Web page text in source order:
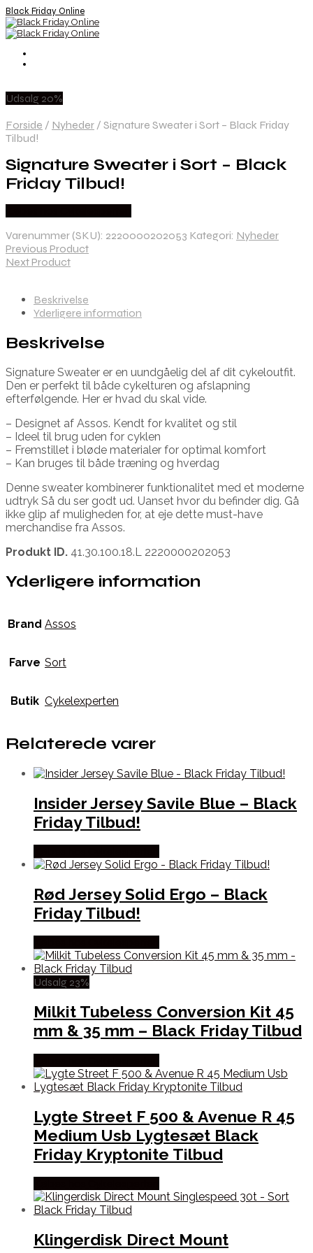
Black Friday Online
Udsalg 20%
Forside / Nyheder / Signature Sweater i Sort – Black Friday
Tilbud!
Signature Sweater i Sort – Black
Friday Tilbud!
Varenummer (SKU): 2220000202053 Kategori: Nyheder
Previous Product
Next Product
Beskrivelse
Yderligere information
Beskrivelse
Signature Sweater er en uundgåelig del af dit cykeloutfit.
Den er perfekt til både cykelturen og afslapning
efterfølgende. Her er hvad du skal vide.
– Designet af Assos. Kendt for kvalitet og stil
– Ideel til brug uden for cyklen
– Fremstillet i bløde materialer for optimal komfort
– Kan bruges til både træning og hverdag
Denne sweater kombinerer funktionalitet med et moderne
udtryk Så du ser godt ud. Uanset hvor du befinder dig. Gå
ikke glip af muligheden for, at eje dette must-have
merchandise fra Assos.
Produkt ID. 41.30.100.18.L 2220000202053
Yderligere information
Brand Assos
Farve Sort
Butik Cykelexperten
Relaterede varer
Insider Jersey Savile Blue – Black
Friday Tilbud!
Rød Jersey Solid Ergo – Black
Friday Tilbud!
Udsalg 23%
Milkit Tubeless Conversion Kit 45
mm & 35 mm – Black Friday Tilbud
Lygte Street F 500 & Avenue R 45
Medium Usb Lygtesæt Black
Friday Kryptonite Tilbud
Klingerdisk Direct Mount